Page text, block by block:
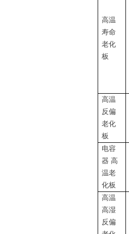
高温
寿命
老化
板
高温
反偏
老化
板
电容
器 高
温老
化板
高温
高湿
反偏